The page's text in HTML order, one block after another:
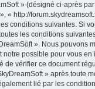
» (désigné ci-après
« http://
conditions suivantes. Si
les conditions
». Nous pouvons
notre possible pour vous en
de vérifier ce document
» après toute
lié par les